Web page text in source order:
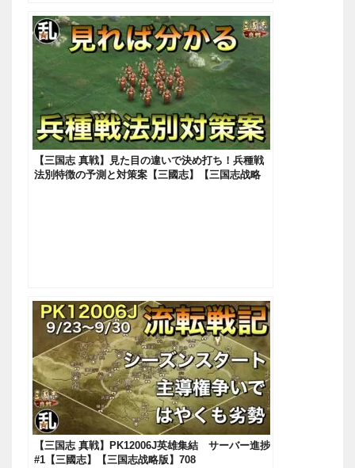
【三国志 真戦】見た目の違いで決め打ち！兵種戦
法別特徴の予測と対策案【三國志】【三国志战略
【三国志 真戦】PK12006J英雄集結 サーバー進捗
#1【三國志】【三国志战略版】708